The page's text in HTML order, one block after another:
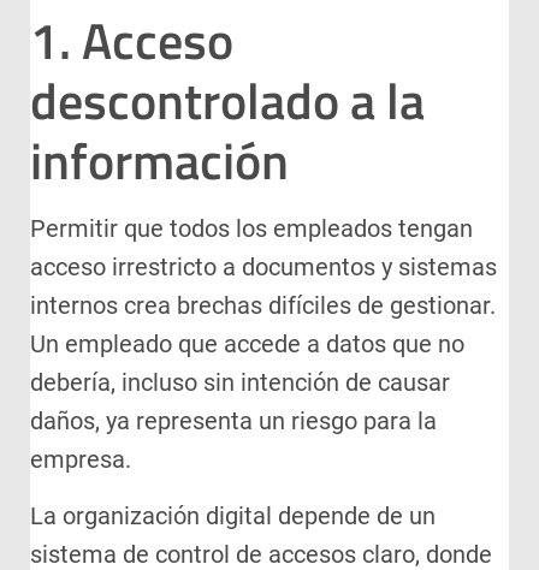
1. Acceso
descontrolado a la
información
Permitir que todos los empleados tengan
acceso irrestricto a documentos y sistemas
internos crea brechas difíciles de gestionar.
Un empleado que accede a datos que no
debería, incluso sin intención de causar
daños, ya representa un riesgo para la
empresa.
La organización digital depende de un
sistema de control de accesos claro, donde